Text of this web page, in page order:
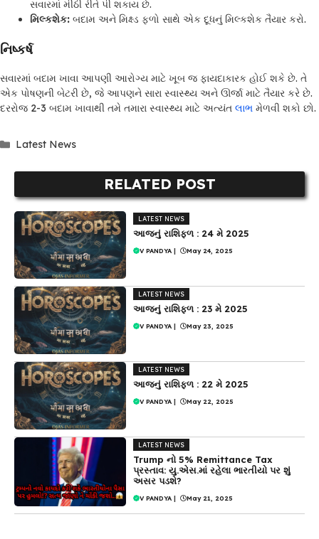
સવારમાં મીઠી રીતે પી શકાય છે.
મિલ્કશેક: બદામ અને મિક્ષ્ડ ફળો સાથે એક દૂધનું મિલ્કશેક તૈયાર કરો.
નિષ્કર્ષ
સવારમાં બદામ ખાવા આપણી આરોગ્ય માટે ખૂબ જ ફાયદાકારક હોઈ શકે છે. તે
એક પોષણની બેટરી છે, જે આપણને સારા સ્વાસ્થ્ય અને ઊર્જા માટે તૈયાર કરે છે.
દરરોજ 2-3 બદામ ખાવાથી તમે તમારા સ્વાસ્થ્ય માટે અત્યંત લાભ મેળવી શકો છો.
Categories
Latest News
RELATED POST
LATEST NEWS
આજનું રાશિફળ : 24 મે 2025
V PANDYA | May 24, 2025
LATEST NEWS
આજનું રાશિફળ : 23 મે 2025
V PANDYA | May 23, 2025
LATEST NEWS
આજનું રાશિફળ : 22 મે 2025
V PANDYA | May 22, 2025
LATEST NEWS
Trump નો 5% Remittance Tax
પ્રસ્તાવ: યુ.એસ.માં રહેલા ભારતીયો પર શું
અસર પડશે?
V PANDYA | May 21, 2025